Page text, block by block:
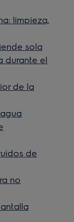
limpieza,
sola
durante el
de la
de
no